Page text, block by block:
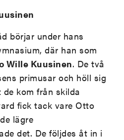
börjar under hans
där han som
Wille Kuusinen. De två
primusar och höll sig
kom från skilda
fick tack vare Otto
lägre
det. De följdes åt in i